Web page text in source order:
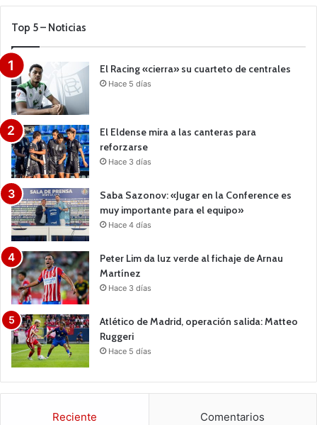
Top 5 – Noticias
El Racing «cierra» su cuarteto de centrales
Hace 5 días
El Eldense mira a las canteras para
reforzarse
Hace 3 días
Saba Sazonov: «Jugar en la Conference es
muy importante para el equipo»
Hace 4 días
Peter Lim da luz verde al fichaje de Arnau
Martínez
Hace 3 días
Atlético de Madrid, operación salida: Matteo
Ruggeri
Hace 5 días
Reciente Comentarios